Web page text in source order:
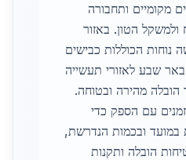
מקומיים ותחבורה
ולמשקל הטון. באזור
נוחות הכוללות כבישים
שבע לאזורי תעשייה
מהירה ובטוחה.
עם הספק כדי
ובכמות הנדרשת,
הובלה ותקנות